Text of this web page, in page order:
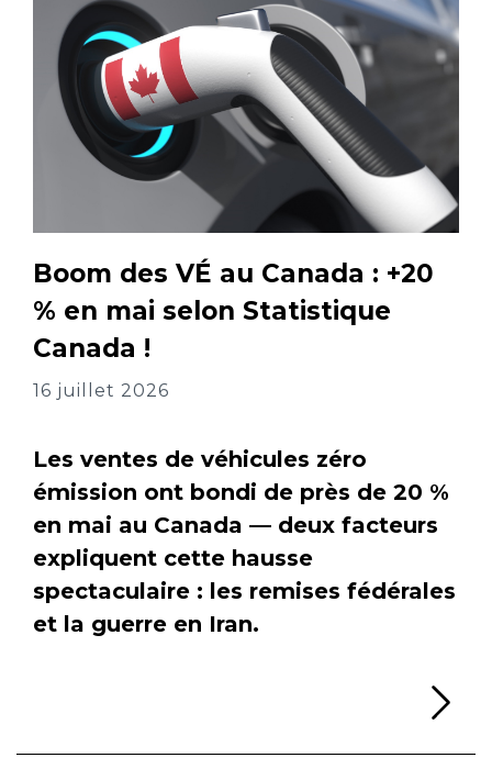
Boom des VÉ au Canada : +20
% en mai selon Statistique
Canada !
16 juillet 2026
Les ventes de véhicules zéro
émission ont bondi de près de 20 %
en mai au Canada — deux facteurs
expliquent cette hausse
spectaculaire : les remises fédérales
et la guerre en Iran.